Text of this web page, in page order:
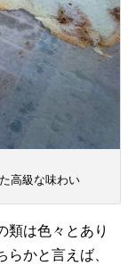
高級な味わい
類は色々とあり
かと言えば、